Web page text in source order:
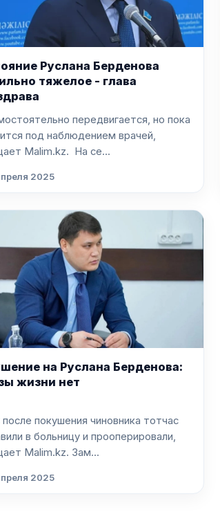
Руслана Берденова
тяжелое - глава
передвигается, но пока
под наблюдением врачей,
сообщает Malim.kz. На се...
2025
на Руслана Берденова:
жизни нет
покушения чиновника тотчас
в больницу и прооперировали,
сообщает Malim.kz. Зам...
2025